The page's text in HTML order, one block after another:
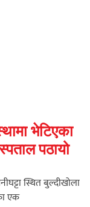
भेटिएका
पठायो
स्थित बुल्दीखोला
एक